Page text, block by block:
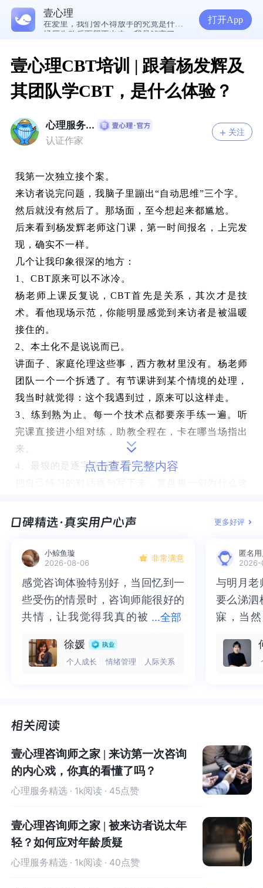
壹心理
5300万人在这里获得专业心理帮助
经历失败反而哭不出来，我是解离了吗？
打开App
壹心理CBT培训 | 跟着杨发辉及
其团队学CBT，是什么体验？
心理服务...
认证作家
关注
我第一次独立接个案。
来访者说完问题，我脑子里蹦出“自动思维”三个字。
然后就没有然后了。那场面，至今想起来都尴尬。
后来看到杨发辉老师这门课，第一时间报名，上完发
现，确实不一样。
几个让我印象很深的地方：
1、CBT原来可以不冰冷。
杨老师上课反复说，CBT首先是关系，其次才是技
术。看他现场示范，你能明显感觉到来访者是被温暖
接住的。
2、本土化不是说说而已。
讲面子、家庭伦理这些事，西方教材里没有。杨老师
团队一个一个拆透了。有节课讲到某个情境的处理，
我当时就觉得：这个我遇到过，原来可以这样走。
3、练到熟为止。 每一个技术点都要亲手练一遍。听
完课直接进小组对练，助教全程在，卡在哪当场指出
来。
4、最狠的是逐字稿拆解
一样了。结课的时候杨老师说：“我是一面镜子，助
己。”
如果你也卡在“理论都懂，上手就卡”的阶段，这门课
值得认真看看。
300多位往期学员，在杨发辉博士团队的带领下，
用同一套训练体系完成了从“听懂”到“练会”的跨
越。
BT，第一次感觉自己真的会了。”
如今这门由杨发辉博士领衔的CBT长程系统培训，
已经稳定招生到第4期。
点击查看完整内容
更多好评
小鲸鱼璇
2026-08-06
非常满意
...全部
感觉咨询体验特别好，当回忆到一
些受伤的情景时，咨询师能很好的
共情，让我觉得我真的被
一部分未处理的情绪被注意到了，
而且当咨询师准确说出我当时的情
觉轻快了很多，感觉轻松了。很感
谢咨询师姐姐！
感觉咨询体验特别好，当回忆到一
些受伤的情景时，咨询师能很好的
共情，让我觉得我真的被抱住了。
处理的情绪被注意到了，而且当咨
询师准确说出我当时的情绪，我感
了很多，感觉轻松了。很感谢咨询
师姐姐！
徐媛
个人成长 情绪管理 人际关系
匿名
2026-
与明月老
要么涕泗
寐，当
来，觉
再困于
与明月老
要么涕泗
寐，当然
不必再
梏，更
壹心理咨询师之家 | 来访第一次咨询
的内心戏，你真的看懂了吗？
心理服务精选 · 1k阅读 · 45点赞
壹心理咨询师之家 | 被来访者说太年
轻？如何应对年龄质疑
心理服务精选 · 1k阅读 · 40点赞